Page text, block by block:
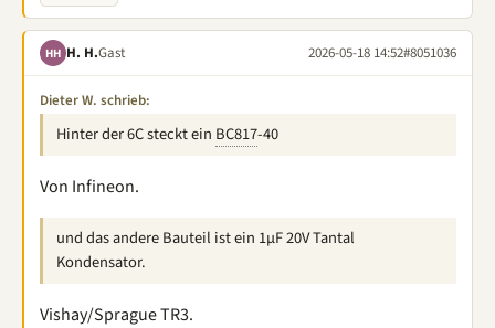
HH H. H.Gast 2026-05-18 14:52#8051036
Dieter W. schrieb:
Hinter der 6C steckt ein BC817-40
Von Infineon.
und das andere Bauteil ist ein 1µF 20V Tantal
Kondensator.
Vishay/Sprague TR3.